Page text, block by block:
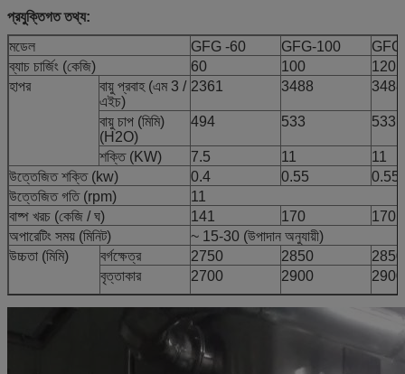
প্রযুক্তিগত তথ্য:
মডেল
GFG -60 GFG-100
ব্যাচ চার্জিং (কেজি)
60 100
120
হাপর
বায়ু প্রবাহ (এম 3 /
এইচ)
2361 3488 3488
বায়ু চাপ (মিমি)
(H2O)
494 533 533
শক্তি (KW) 7.5 11
11
উত্তেজিত শক্তি (kw)
0.4 0.55
0.55
উত্তেজিত গতি (rpm)
11
বাষ্প খরচ (কেজি / ঘ)
141 170
170
অপারেটিং সময় (মিনিট)
~ 15-30 (উপাদান অনুযায়ী)
উচ্চতা (মিমি)
বর্গক্ষেত্র 2750 2850
2850
বৃত্তাকার
2700 2900 2900